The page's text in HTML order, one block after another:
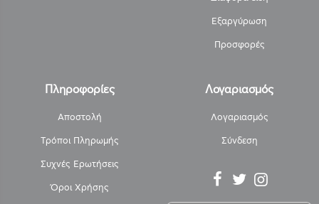
Εξαργύρωση
Προσφορές
Πληροφορίες
Αποστολή
Τρόποι Πληρωμής
Συχνές Ερωτήσεις
Όροι Χρήσης
Λογαριασμός
Λογαριασμός
Σύνδεση